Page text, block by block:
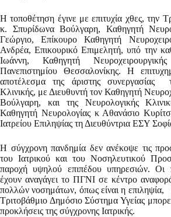
Η τοποθέτηση έγινε με επιτυχία χθες, την
κ. Σπυρίδωνα Βούλγαρη, Καθηγητή
Γεώργιο, Επίκουρο Καθηγητή
Ανδρέα, Επικουρικό Επιμελητή, υπό την
Ιωάννη, Καθηγητή
Πανεπιστημίου Θεσσαλονίκης. Η
αποτέλεσμα της άριστης συνεργασίας
Κλινικής, με Διευθυντή τον Καθηγητή
Βούλγαρη, και της Νευρολογικής
Καθηγητή Νευρολογίας κ Αθανάσιο
Ιατρείου Επιληψίας τη Διευθύντρια ΕΣΥ
Η σύγχρονη πανδημία δεν ανέκοψε τις
του Ιατρικού και του Νοσηλευτικού
παροχή υψηλού επιπέδου υπηρεσιών. Οι
έχουν αναγάγει το ΠΓΝΙ σε κέντρο
πολλών νοσημάτων, όπως είναι η επιληψία,
Τριτοβάθμιο Δημόσιο Σύστημα Υγείας
προκλήσεις της σύγχρονης Ιατρικής.